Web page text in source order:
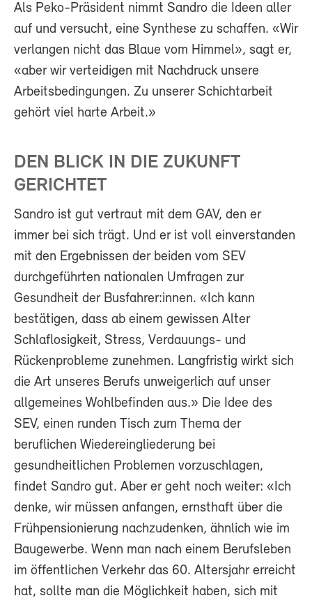
Als Peko-Präsident nimmt Sandro die Ideen aller
auf und versucht, eine Synthese zu schaffen. «Wir
verlangen nicht das Blaue vom Himmel», sagt er,
«aber wir verteidigen mit Nachdruck unsere
Arbeitsbedingungen. Zu unserer Schichtarbeit
gehört viel harte Arbeit.»
DEN BLICK IN DIE ZUKUNFT
GERICHTET
Sandro ist gut vertraut mit dem GAV, den er
immer bei sich trägt. Und er ist voll einverstanden
mit den Ergebnissen der beiden vom SEV
durchgeführten nationalen Umfragen zur
Gesundheit der Busfahrer:innen. «Ich kann
bestätigen, dass ab einem gewissen Alter
Schlaflosigkeit, Stress, Verdauungs- und
Rückenprobleme zunehmen. Langfristig wirkt sich
die Art unseres Berufs unweigerlich auf unser
allgemeines Wohlbefinden aus.» Die Idee des
SEV, einen runden Tisch zum Thema der
beruflichen Wiedereingliederung bei
gesundheitlichen Problemen vorzuschlagen,
findet Sandro gut. Aber er geht noch weiter: «Ich
denke, wir müssen anfangen, ernsthaft über die
Frühpensionierung nachzudenken, ähnlich wie im
Baugewerbe. Wenn man nach einem Berufsleben
im öffentlichen Verkehr das 60. Altersjahr erreicht
hat, sollte man die Möglichkeit haben, sich mit